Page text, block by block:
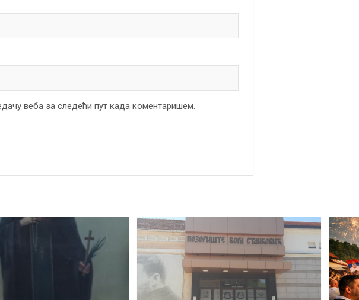
веба за следећи пут када коментаришем.